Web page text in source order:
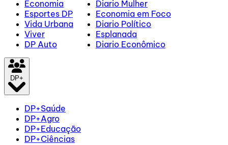
Economia
Esportes DP
Vida Urbana
Viver
DP Auto
Diario Mulher
Economia em Foco
Diario Político
Esplanada
Diario Econômico
DP+
DP+Saúde
DP+Agro
DP+Educação
DP+Ciências